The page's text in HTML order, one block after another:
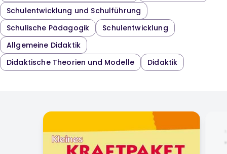
Schulentwicklung und Schulführung
Schulische Pädagogik
Schulentwicklung
Allgemeine Didaktik
Didaktische Theorien und Modelle
Didaktik